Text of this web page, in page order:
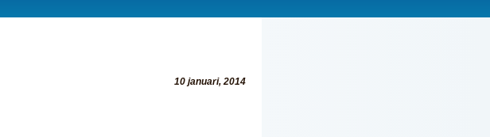
10 januari, 2014